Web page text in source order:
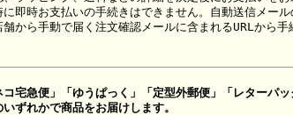
即時お支払いの手続きはできません。自動送信メール
から手動で届く注文確認メールに含まれるURLから手
宅急便」「ゆうぱっく」「定型外郵便」「レターパッ
ずれかで商品をお届けします。